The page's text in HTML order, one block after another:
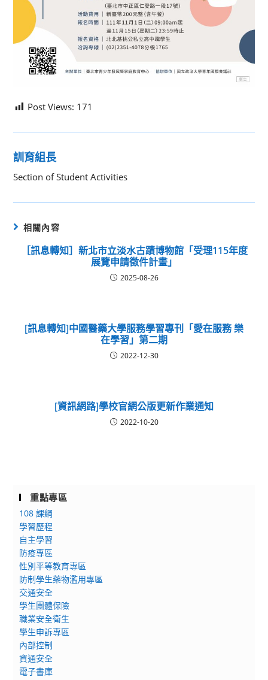
Post Views: 171
訓育組長
Section of Student Activities
相關內容
［訊息轉知］新北市立淡水古蹟博物館「受理115年度
展覽申請徵件計畫」
2025-08-26
[訊息轉知]中國醫藥大學服務學習專刊「愛在服務 樂
在學習」第二期
2022-12-30
[資訊網路]學校官網公版更新作業通知
2022-10-20
重點專區
108 課綱
學習歷程
自主學習
防疫專區
性別平等教育專區
防制學生藥物濫用專區
交通安全
學生團體保險
職業安全衛生
學生申訴專區
內部控制
資通安全
電子書庫